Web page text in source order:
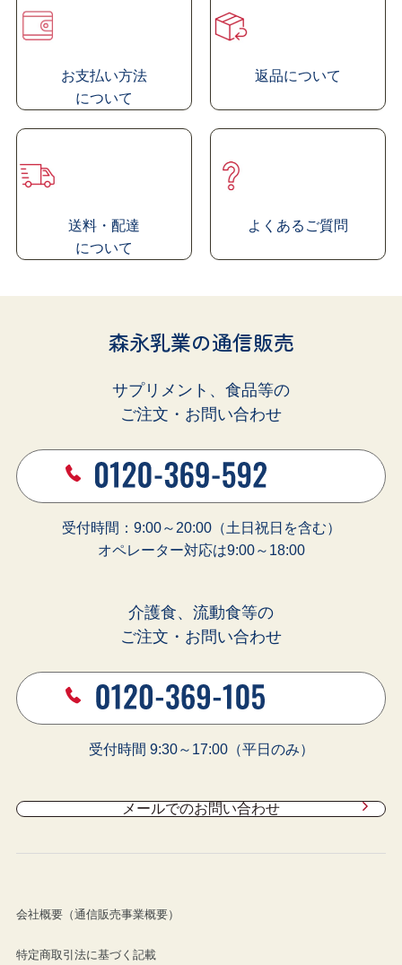
シールド乳酸菌
家族の健やかな毎日に 混ぜる乳酸菌サプリ
商品の特徴
シールド乳酸菌®
の研究成果
こんな方におすすめ！
大切な方と健康習慣を続けたい方
方
お支払い方法
について
返品について
送料・配達
について
よくあるご質問
森永乳業の通信販売
サプリメント、食品等の
ご注文・お問い合わせ
受付時間：9:00～20:00（土日祝日を含む）
オペレーター対応は9:00～18:00
介護食、流動食等の
ご注文・お問い合わせ
受付時間 9:30～17:00（平日のみ）
メールでのお問い合わせ
会社概要（通信販売事業概要）
特定商取引法に基づく記載